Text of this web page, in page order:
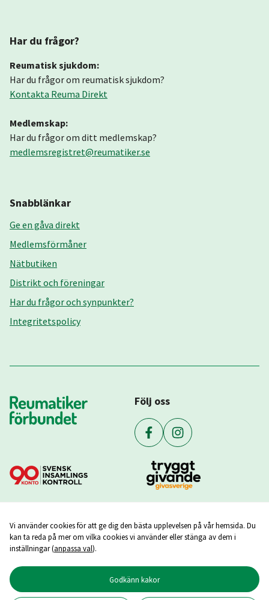
Har du frågor?
Reumatisk sjukdom:
Har du frågor om reumatisk sjukdom?
Kontakta Reuma Direkt
Medlemskap:
Har du frågor om ditt medlemskap?
medlemsregistret@reumatiker.se
Snabblänkar
Ge en gåva direkt
Medlemsförmåner
Nätbutiken
Distrikt och föreningar
Har du frågor och synpunkter?
Integritetspolicy
Följ oss
Copyright ©2026Reumatikerförbundet
Vi använder cookies för att ge dig den bästa upplevelsen på vår hemsida. Du
kan ta reda på mer om vilka cookies vi använder eller stänga av dem i
inställningar (anpassa val).
Godkänn kakor